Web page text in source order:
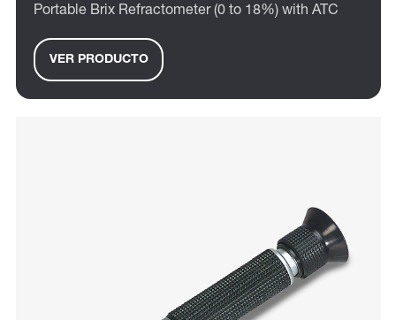
Portable Brix Refractometer (0 to 18%) with ATC
VER PRODUCTO